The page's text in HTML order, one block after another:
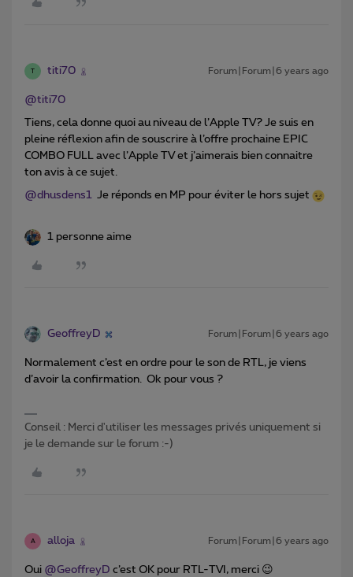
T titi70 Forum|Forum|6 years ago
@titi70
Tiens, cela donne quoi au niveau de l’Apple TV? Je suis en
pleine réflexion afin de souscrire à l’offre prochaine EPIC
COMBO FULL avec l’Apple TV et j’aimerais bien connaitre
ton avis à ce sujet.
@dhusdens1 Je réponds en MP pour éviter le hors sujet
1 personne aime
GeoffreyD Forum|Forum|6 years ago
Normalement c’est en ordre pour le son de RTL, je viens
d’avoir la confirmation. Ok pour vous ?
Conseil : Merci d'utiliser les messages privés uniquement si
je le demande sur le forum :-)
A alloja Forum|Forum|6 years ago
Oui @GeoffreyD c’est OK pour RTL-TVI, merci 😉